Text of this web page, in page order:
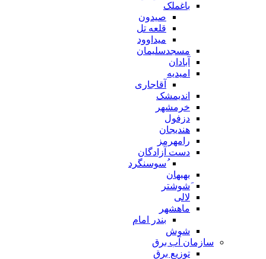
باغملک
صیدون
قلعه تل
میداوود
مسجدسلیمان
آبادان
امیدیه
آقاجاری
اندیمشک
خرمشهر
دزفول
هندیجان
رامهرمز
دست آزادگان
ُسوسنگرد
بهبهان
َشوشتر
لالی
ماهشهر
بندر امام
شوش
سازمان آب برق
توزیع برق